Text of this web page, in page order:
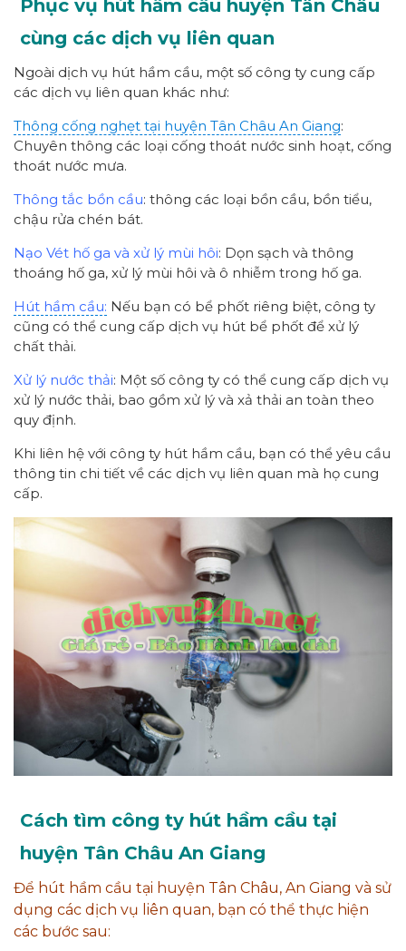
Phục vụ hút hầm cầu huyện Tân Châu
cùng các dịch vụ liên quan
Ngoài dịch vụ hút hầm cầu, một số công ty cung cấp
các dịch vụ liên quan khác như:
Thông cống nghẹt tại huyện Tân Châu An Giang:
Chuyên thông các loại cống thoát nước sinh hoạt, cống
thoát nước mưa.
Thông tắc bồn cầu: thông các loại bồn cầu, bồn tiểu,
chậu rửa chén bát.
Nạo Vét hố ga và xử lý mùi hôi: Dọn sạch và thông
thoáng hố ga, xử lý mùi hôi và ô nhiễm trong hố ga.
Hút hầm cầu: Nếu bạn có bể phốt riêng biệt, công ty
cũng có thể cung cấp dịch vụ hút bể phốt để xử lý
chất thải.
Xử lý nước thải: Một số công ty có thể cung cấp dịch vụ
xử lý nước thải, bao gồm xử lý và xả thải an toàn theo
quy định.
Khi liên hệ với công ty hút hầm cầu, bạn có thể yêu cầu
thông tin chi tiết về các dịch vụ liên quan mà họ cung
cấp.
Cách tìm công ty hút hầm cầu tại
huyện Tân Châu An Giang
Để hút hầm cầu tại huyện Tân Châu, An Giang và sử
dụng các dịch vụ liên quan, bạn có thể thực hiện
các bước sau: